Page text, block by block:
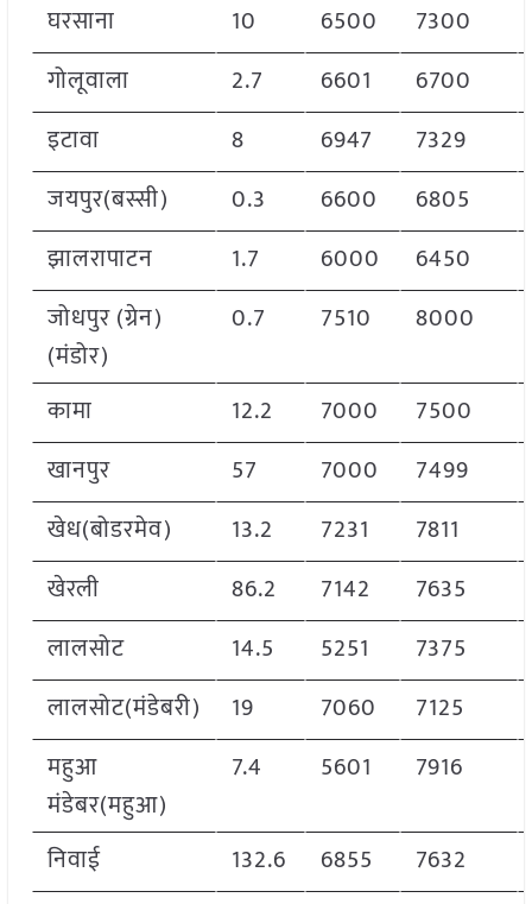
घरसाना
10 6500
7300
गोलूवाला
2.7 6601
6700
इटावा
8 6947
7329
जयपुर(बस्सी)
0.3 6600
6805
झालरापाटन
1.7 6000
6450
जोधपुर (ग्रेन)
(मंडोर)
0.7 7510 8000
कामा 12.2 7000
7500
खानपुर
57 7000
7499
खेध(बोडरमेव)
13.2 7231
7811
खेरली
86.2 7142
7635
लालसोट
14.5 5251
7375
लालसोट(मंडेबरी)
19 7060
7125
महुआ
मंडेबर(महुआ)
7.4 5601 7916
निवाई 132.6 6855
7632